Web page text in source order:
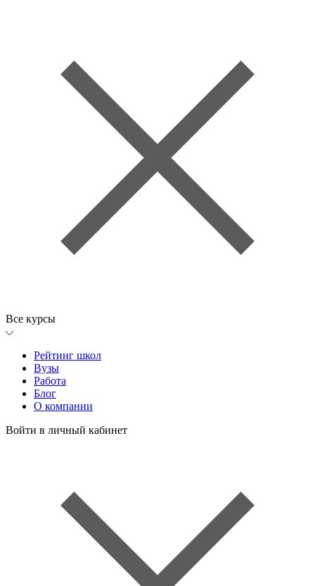
Все курсы
Рейтинг школ
Вузы
Работа
Блог
О компании
Войти в личный кабинет